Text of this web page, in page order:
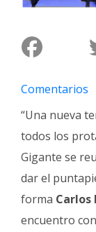
Fotos
Familia
Fúnebres
Comentarios
“Una nueva
todos los
Gigante se
dar el
forma
encuentro